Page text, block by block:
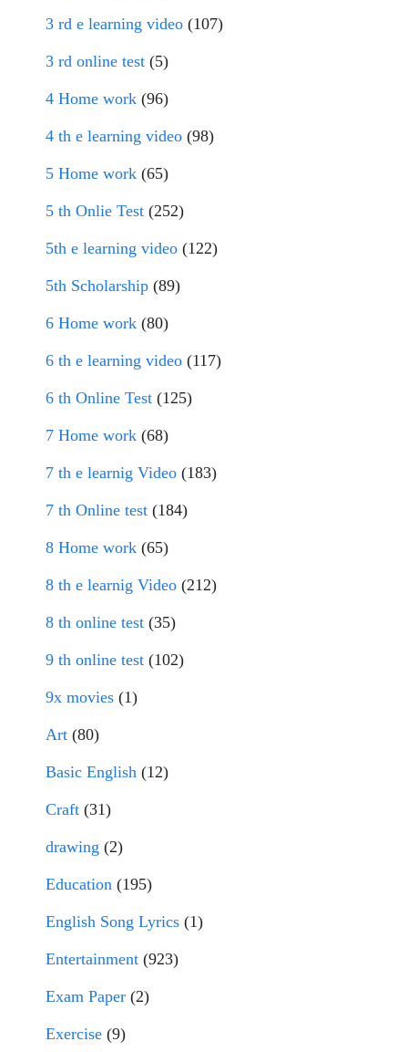
3 rd e learning video (107)
3 rd online test (5)
4 Home work (96)
4 th e learning video (98)
5 Home work (65)
5 th Onlie Test (252)
5th e learning video (122)
5th Scholarship (89)
6 Home work (80)
6 th e learning video (117)
6 th Online Test (125)
7 Home work (68)
7 th e learnig Video (183)
7 th Online test (184)
8 Home work (65)
8 th e learnig Video (212)
8 th online test (35)
9 th online test (102)
9x movies (1)
Art (80)
Basic English (12)
Craft (31)
drawing (2)
Education (195)
English Song Lyrics (1)
Entertainment (923)
Exam Paper (2)
Exercise (9)